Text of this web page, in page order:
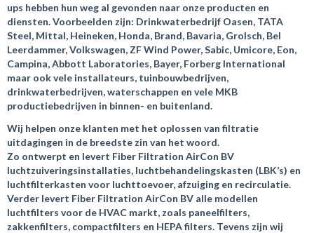
ups hebben hun weg al gevonden naar onze producten en
diensten. Voorbeelden zijn: Drinkwaterbedrijf Oasen, TATA
Steel, Mittal, Heineken, Honda, Brand, Bavaria, Grolsch, Bel
Leerdammer, Volkswagen, ZF Wind Power, Sabic, Umicore, Eon,
Campina, Abbott Laboratories, Bayer, Forberg International
maar ook vele installateurs, tuinbouwbedrijven,
drinkwaterbedrijven, waterschappen en vele MKB
productiebedrijven in binnen- en buitenland.
Wij helpen onze klanten met het oplossen van filtratie
uitdagingen in de breedste zin van het woord.
Zo ontwerpt en levert Fiber Filtration AirCon BV
luchtzuiveringsinstallaties, luchtbehandelingskasten (LBK’s) en
luchtfilterkasten voor luchttoevoer, afzuiging en recirculatie.
Verder levert Fiber Filtration AirCon BV alle modellen
luchtfilters voor de HVAC markt, zoals paneelfilters,
zakkenfilters, compactfilters en HEPA filters. Tevens zijn wij